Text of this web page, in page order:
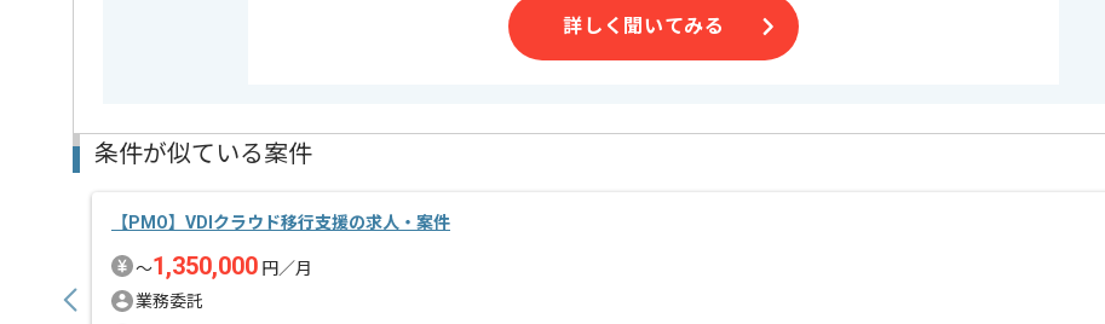
詳しく聞いてみる
条件が似ている案件
【PMO】VDIクラウド移行支援の求人・案件
〜1,350,000 円／月
業務委託